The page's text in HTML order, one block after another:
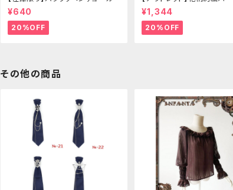
¥640
20%OFF
グ
¥1,344
20%OFF
その他の商品